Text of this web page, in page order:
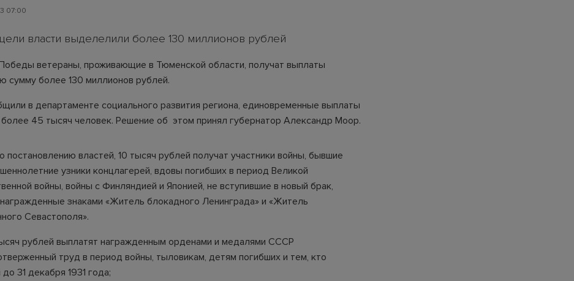
07:00
власти выделелили более 130 миллионов рублей
ветераны, проживающие в Тюменской области, получат выплаты
сумму более 130 миллионов рублей.
в департаменте социального развития региона, единовременные выплаты
более 45 тысяч человек. Решение об этом принял губернатор Александр Моор.
постановлению властей, 10 тысяч рублей получат участники войны, бывшие
узники концлагерей, вдовы погибших в период Великой
войны, войны с Финляндией и Японией, не вступившие в новый брак,
знаками «Житель блокадного Ленинграда» и «Житель
Севастополя».
рублей выплатят награжденным орденами и медалями СССР
труд в период войны, тыловикам, детям погибших и тем, кто
31 декабря 1931 года;